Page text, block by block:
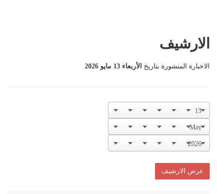
الارشيف
الاخبارة المنشورة بتاريخ الأربعاء 13 مايو 2026